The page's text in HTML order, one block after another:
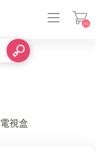
(0)
電視盒